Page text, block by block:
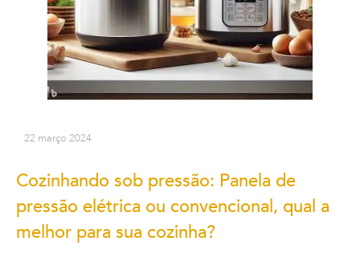
22 março 2024
Cozinhando sob pressão: Panela de
pressão elétrica ou convencional, qual a
melhor para sua cozinha?